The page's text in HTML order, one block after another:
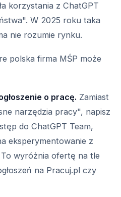
korzystania z ChatGPT
W 2025 roku taka
nie rozumie rynku.
polska firma MŚP może
o pracę. Zamiast
narzędzia pracy", napisz
do ChatGPT Team,
eksperymentowanie z
wyróżnia ofertę na tle
na Pracuj.pl czy